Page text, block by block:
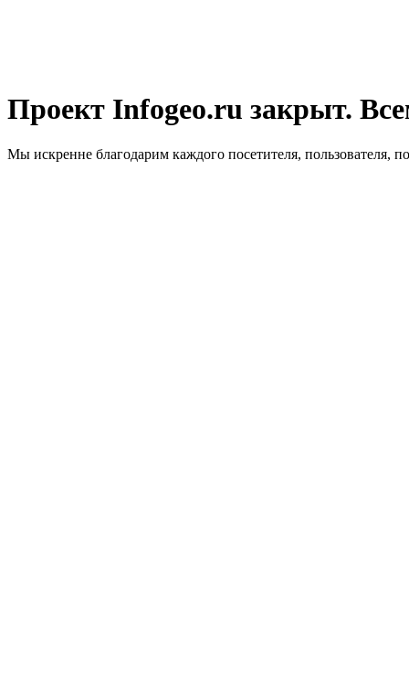
Проект Infogeo.ru закрыт.
Мы искренне благодарим каждого посетителя, пользователя,